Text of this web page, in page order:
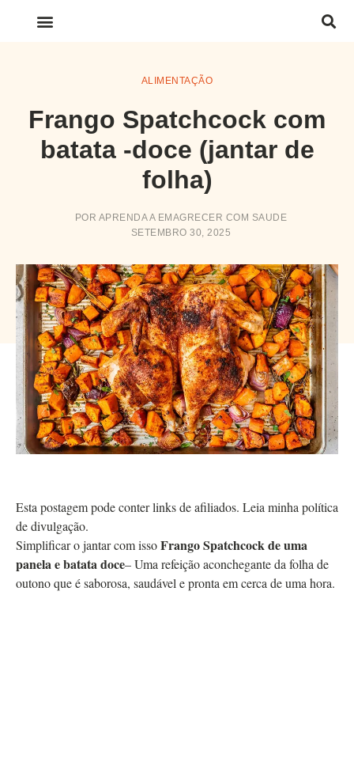
ALIMENTAÇÃO
Frango Spatchcock com
batata -doce (jantar de
folha)
POR APRENDA A EMAGRECER COM SAUDE
SETEMBRO 30, 2025
Esta postagem pode conter links de afiliados. Leia minha política
de divulgação.
Simplificar o jantar com issoFrango Spatchcock de uma
panela e batata doce– Uma refeição aconchegante da folha de
outono que é saborosa, saudável e pronta em cerca de uma hora.